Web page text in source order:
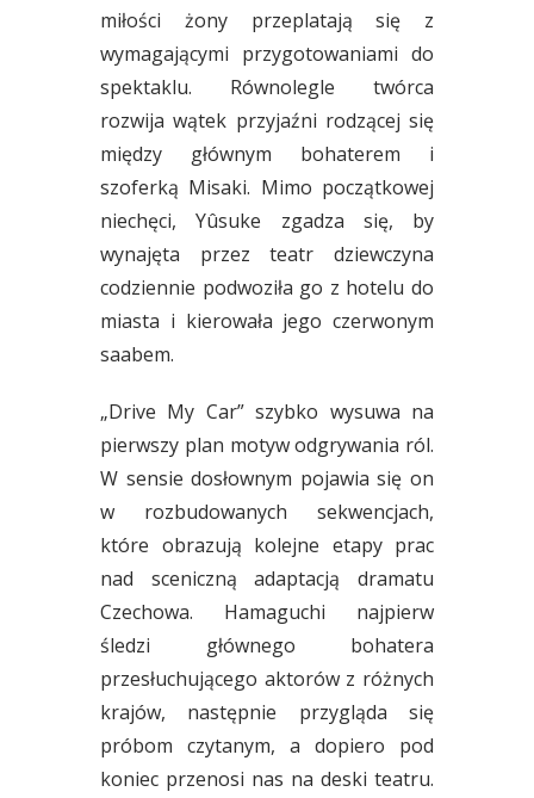
miłości żony przeplatają się z
wymagającymi przygotowaniami do
spektaklu. Równolegle twórca
rozwija wątek przyjaźni rodzącej się
między głównym bohaterem i
szoferką Misaki. Mimo początkowej
niechęci, Yûsuke zgadza się, by
wynajęta przez teatr dziewczyna
codziennie podwoziła go z hotelu do
miasta i kierowała jego czerwonym
saabem.
„Drive My Car” szybko wysuwa na
pierwszy plan motyw odgrywania ról.
W sensie dosłownym pojawia się on
w rozbudowanych sekwencjach,
które obrazują kolejne etapy prac
nad sceniczną adaptacją dramatu
Czechowa. Hamaguchi najpierw
śledzi głównego bohatera
przesłuchującego aktorów z różnych
krajów, następnie przygląda się
próbom czytanym, a dopiero pod
koniec przenosi nas na deski teatru.